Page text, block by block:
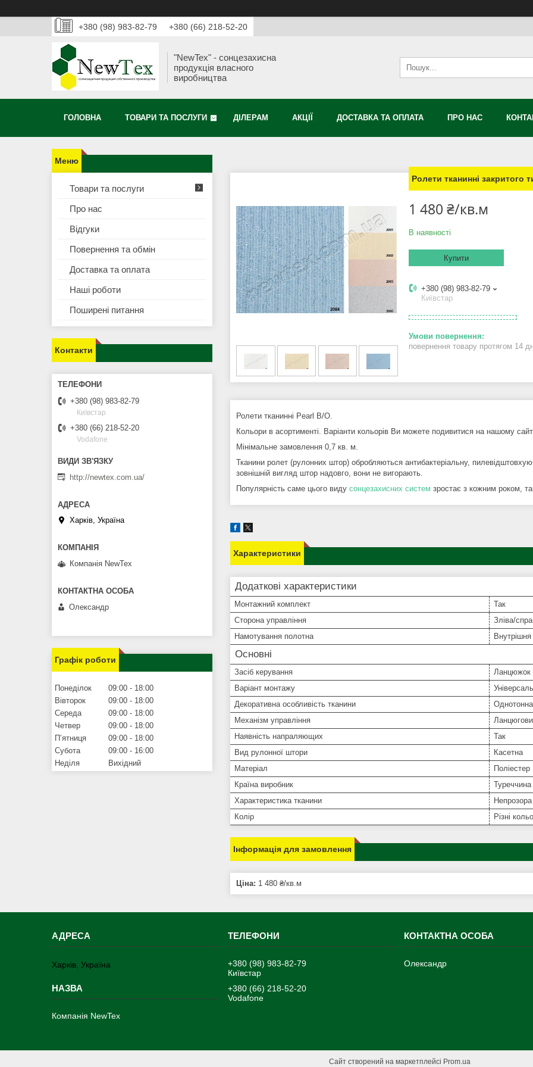
+380 (98) 983-82-79 +380 (66) 218-52-20
"NewTex" - сонцезахисна
продукція власного
виробництва
ГОЛОВНА ТОВАРИ ТА ПОСЛУГИ ДІЛЕРАМ АКЦІЇ ДОСТАВКА ТА ОПЛАТА ПРО НАС
Ролети тканинні закритого
1 480 ₴/кв.м
В наявності
Купити
+380 (98) 983-82-79
Київстар
повернення товару протягом 14
Ролети тканинні Pearl B/O.
Кольори в асортименті. Варіанти кольорів Ви можете подивитися на нашому
Мінімальне замовлення 0,7 кв. м.
Тканини ролет (рулонних штор) обробляються антибактеріальну,
зовнішній вигляд штор надовго, вони не вигорають.
Популярність саме цього виду сонцезахисних систем зростає з кожним роком,
Характеристики
Додаткові характеристики
Монтажний комплект
Так
Сторона управління
Зліва/
Намотування полотна
Внутрішня
Основні
Засіб керування
Ланцюжок
Варіант монтажу
Декоративна особливість тканини
Однотонна
Механізм управління
Наявність напраляющих
Так
Вид рулонної штори
Касетна
Матеріал
Поліестер
Країна виробник
Туреччина
Характеристика тканини
Колір
Різні
Інформація для замовлення
Ціна: 1 480 ₴/кв.м
Товари та послуги
Про нас
Відгуки
Повернення та обмін
Доставка та оплата
Наші роботи
Поширені питання
Контакти
+380 (98) 983-82-79
Київстар
+380 (66) 218-52-20
Vodafone
http://newtex.com.ua/
Харків, Україна
Компанія NewTex
Олександр
Графік роботи
Понеділок 09:00
18:00
Вівторок
09:00
18:00
Середа
09:00
18:00
Четвер
09:00
18:00
Пʼятниця
09:00
18:00
Субота
09:00
16:00
Неділя
Вихідний
Харків, Україна
Компанія NewTex
+380 (98) 983-82-79
Київстар
+380 (66) 218-52-20
Vodafone
Олександр
Сайт створений на маркетплейсі Prom.ua